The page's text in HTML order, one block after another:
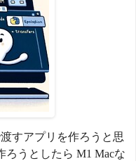
渡すアプリを作ろうと思
ろうとしたら M1 Macな